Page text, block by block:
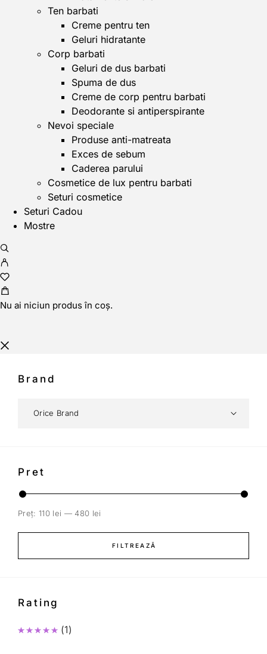
Ten barbati
Creme pentru ten
Geluri hidratante
Corp barbati
Geluri de dus barbati
Spuma de dus
Creme de corp pentru barbati
Deodorante si antiperspirante
Nevoi speciale
Produse anti-matreata
Exces de sebum
Caderea parului
Cosmetice de lux pentru barbati
Seturi cosmetice
Seturi Cadou
Mostre
Nu ai niciun produs în coș.
Brand
Pret
FILTREAZĂ
Preț: 110 lei —480 lei
Rating
Evaluat la
(1)